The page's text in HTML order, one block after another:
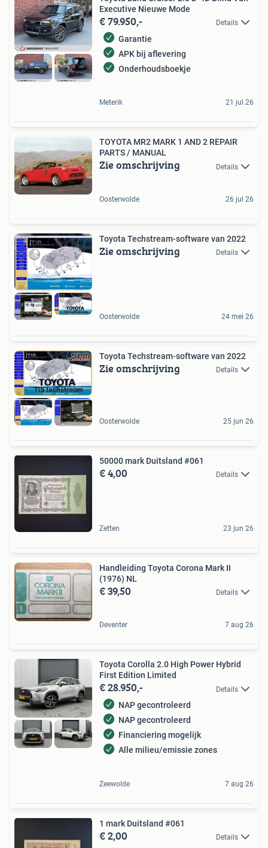
Executive Nieuwe Mode
€ 79.950,- Details
Garantie
APK bij aflevering
Onderhoudsboekje
Meterik 21 jul 26
TOYOTA MR2 MARK 1 AND 2 REPAIR
PARTS / MANUAL
Zie omschrijving Details
Oosterwolde 26 jul 26
Toyota Techstream-software van 2022
Zie omschrijving Details
Oosterwolde 24 mei 26
Toyota Techstream-software van 2022
Zie omschrijving Details
Oosterwolde 25 jun 26
50000 mark Duitsland #061
€ 4,00 Details
Zetten 23 jun 26
Handleiding Toyota Corona Mark II
(1976) NL
€ 39,50 Details
Deventer 7 aug 26
Toyota Corolla 2.0 High Power Hybrid
First Edition Limited
€ 28.950,- Details
NAP gecontroleerd
NAP gecontroleerd
Financiering mogelijk
Alle milieu/emissie zones
Zeewolde 7 aug 26
1 mark Duitsland #061
€ 2,00 Details